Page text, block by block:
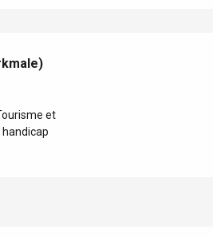
et
handicap